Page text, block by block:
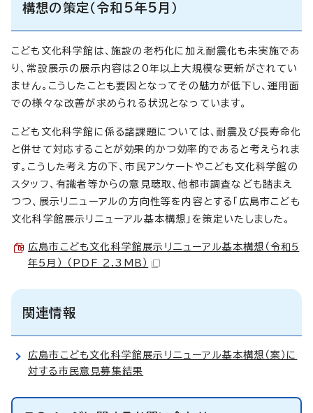
構想の策定（令和5年5月）
こども文化科学館は、施設の老朽化に加え耐震化も未実施であ
り、常設展示の展示内容は20年以上大規模な更新がされてい
ません。こうしたことも要因となってその魅力が低下し、運用面
での様々な改善が求められる状況となっています。
こども文化科学館に係る諸課題については、耐震及び長寿命化
と併せて対応することが効果的かつ効率的であると考えられま
す。こうした考え方の下、市民アンケートやこども文化科学館の
スタッフ、有識者等からの意見聴取、他都市調査なども踏まえ
つつ、展示リニューアルの方向性等を内容とする「広島市こども
文化科学館展示リニューアル基本構想」を策定いたしました。
広島市こども文化科学館展示リニューアル基本構想（令和5
年5月） （PDF 2.3MB）
関連情報
広島市こども文化科学館展示リニューアル基本構想（案）に
対する市民意見募集結果